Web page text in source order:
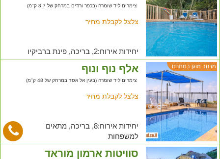
צימרים ליד שומרה (בכפר ורדים במרחק של 8.7 ק"מ)
צלצל לקבלת מחיר
יחידות אירוח:2, בריכה, פינת ברביקיו
מרחב מוגן במתחם אלף נוף ונוף
צימרים ליד שומרה (בעין אל אסד במרחק של 48 ק"מ)
צלצל לקבלת מחיר
יחידות אירוח:8, בריכה, מתאים
למשפחות
סוויטות ארמון מוראד